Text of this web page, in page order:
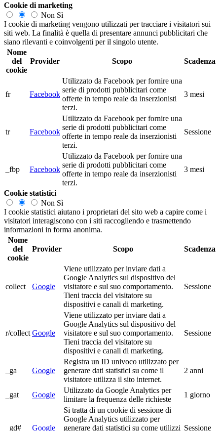
Cookie di marketing
Non Sì
I cookie di marketing vengono utilizzati per tracciare i visitatori sui
siti web. La finalità è quella di presentare annunci pubblicitari che
siano rilevanti e coinvolgenti per il singolo utente.
Nome
del
cookie
Provider Scopo Scadenza
fr Facebook
Utilizzato da Facebook per fornire una
serie di prodotti pubblicitari come
offerte in tempo reale da inserzionisti
terzi.
3 mesi
tr Facebook
Utilizzato da Facebook per fornire una
serie di prodotti pubblicitari come
offerte in tempo reale da inserzionisti
terzi.
Sessione
_fbp Facebook
Utilizzato da Facebook per fornire una
serie di prodotti pubblicitari come
offerte in tempo reale da inserzionisti
terzi.
3 mesi
Cookie statistici
Non Sì
I cookie statistici aiutano i proprietari del sito web a capire come i
visitatori interagiscono con i siti raccogliendo e trasmettendo
informazioni in forma anonima.
Nome
del
cookie
Provider Scopo Scadenza
collect Google
Viene utilizzato per inviare dati a
Google Analytics sul dispositivo del
visitatore e sul suo comportamento.
Tieni traccia del visitatore su
dispositivi e canali di marketing.
Sessione
r/collect Google
Viene utilizzato per inviare dati a
Google Analytics sul dispositivo del
visitatore e sul suo comportamento.
Tieni traccia del visitatore su
dispositivi e canali di marketing.
Sessione
_ga Google
Registra un ID univoco utilizzato per
generare dati statistici su come il
visitatore utilizza il sito internet.
2 anni
_gat Google
Utilizzato da Google Analytics per
limitare la frequenza delle richieste
1 giorno
_gd# Google
Si tratta di un cookie di sessione di
Google Analytics utilizzato per
generare dati statistici su come utilizzi Sessione